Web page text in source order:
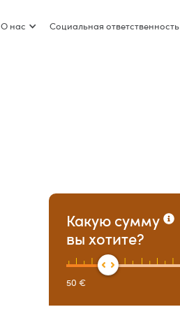
О нас Социальная ответственность
Какую сумму
вы хотите?
50 €